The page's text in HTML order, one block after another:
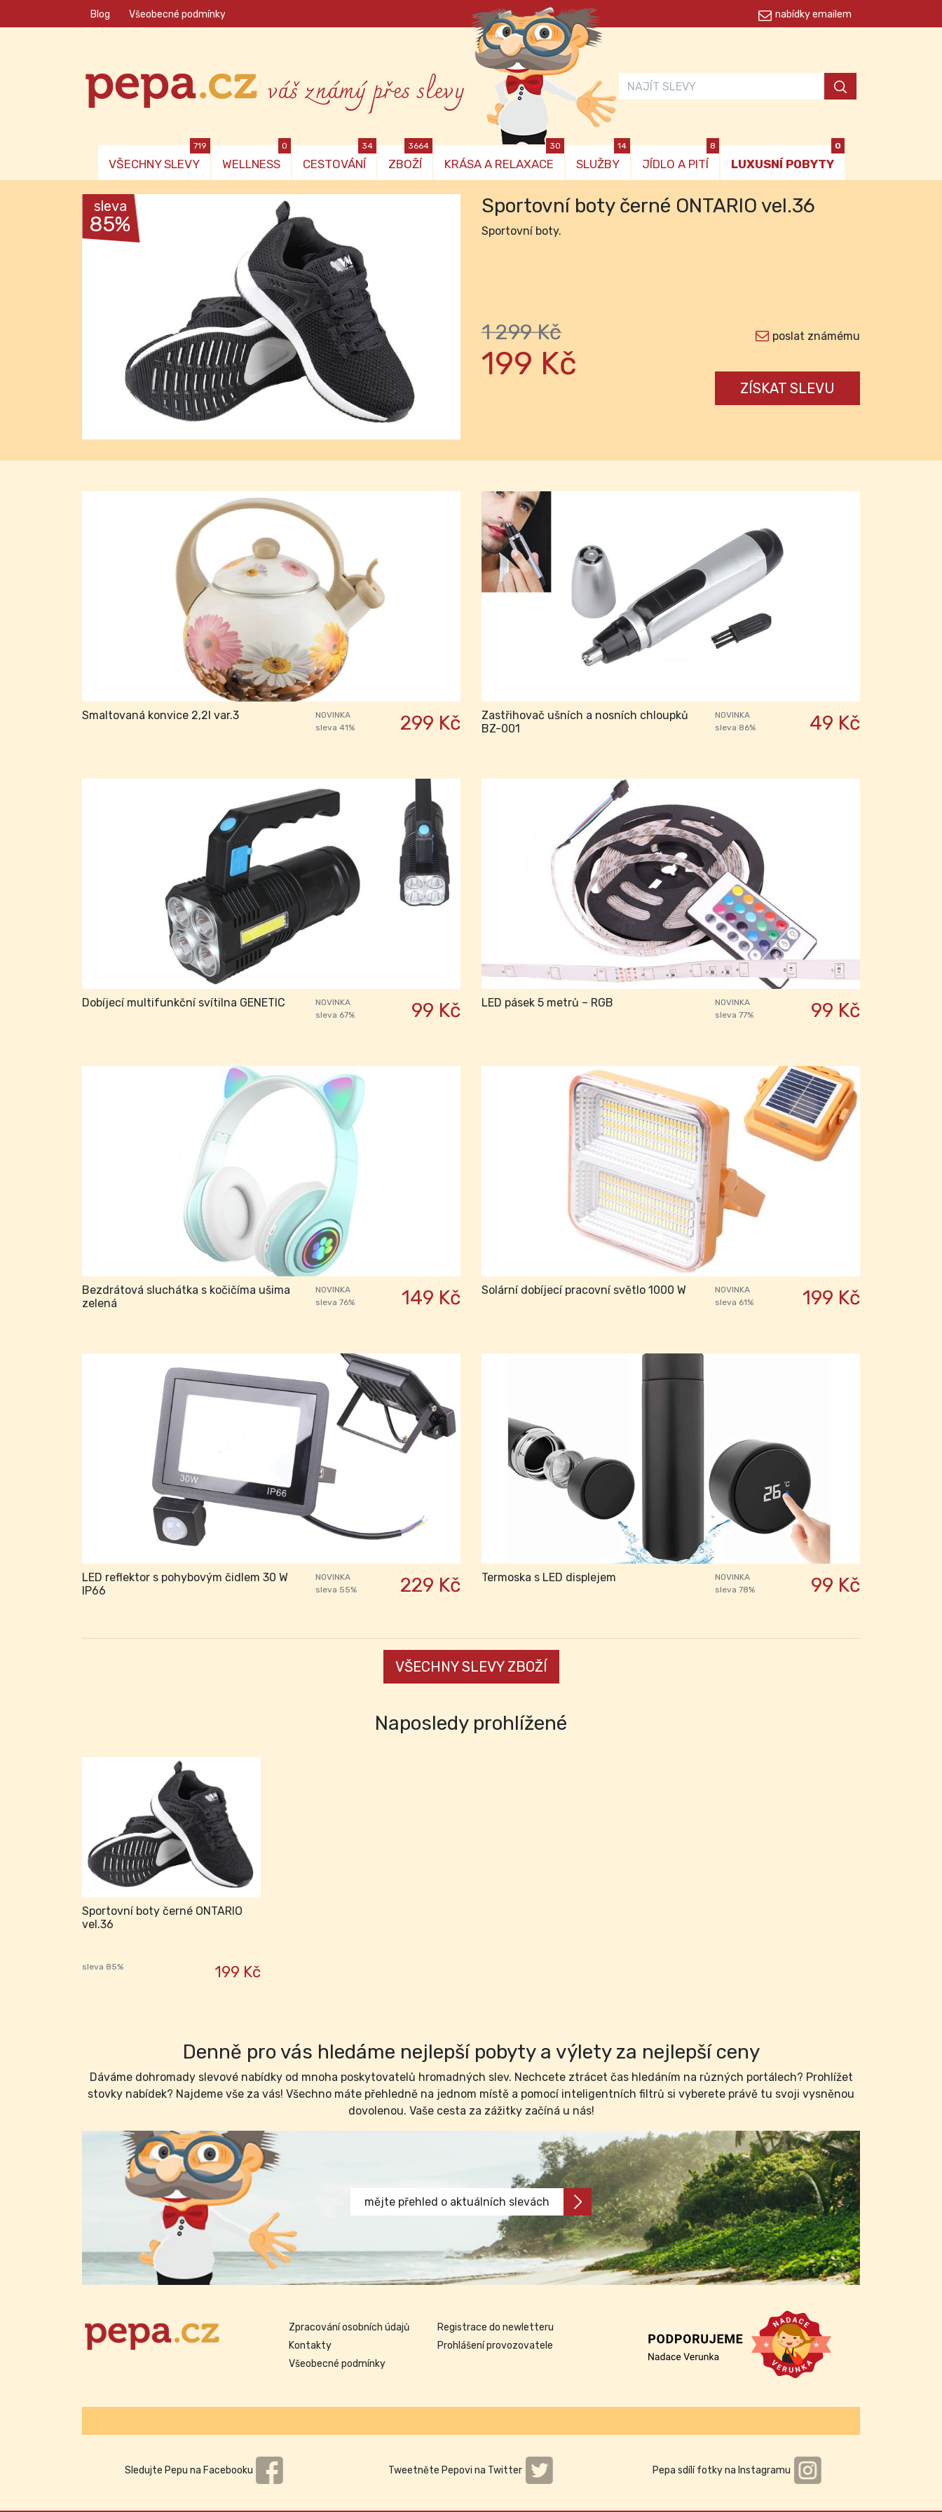
Blog Všeobecné podmínky nabídky emailem
váš známý přes slevy
VŠECHNY SLEVY
719
WELLNESS
0
CESTOVÁNÍ
34
ZBOŽÍ
3664
KRÁSA A RELAXACE
30
SLUŽBY
14
JÍDLO A PITÍ
8
LUXUSNÍ POBYTY
0
sleva
85%
Sportovní boty černé ONTARIO vel.36
Sportovní boty.
1 299 Kč
199 Kč
poslat známému
ZÍSKAT SLEVU
Smaltovaná konvice 2,2l var.3
NOVINKA
sleva 41%
299 Kč
Zastřihovač ušních a nosních chloupků
BZ-001
NOVINKA
sleva 86%
49 Kč
Dobíjecí multifunkční svítilna GENETIC
NOVINKA
sleva 67%
99 Kč LED pásek 5 metrů – RGB
NOVINKA
sleva 77%
99 Kč
Bezdrátová sluchátka s kočičíma ušima
zelená
NOVINKA
sleva 76%
149 Kč Solární dobíjecí pracovní světlo 1000 W
NOVINKA
sleva 61%
199 Kč
LED reflektor s pohybovým čidlem 30 W
IP66
NOVINKA
sleva 55%
229 Kč Termoska s LED displejem
NOVINKA
sleva 78%
99 Kč
VŠECHNY SLEVY ZBOŽÍ
Naposledy prohlížené
Sportovní boty černé ONTARIO
vel.36
sleva 85% 199 Kč
Denně pro vás hledáme nejlepší pobyty a výlety za nejlepší ceny
Dáváme dohromady slevové nabídky od mnoha poskytovatelů hromadných slev. Nechcete ztrácet čas hledáním na různých portálech? Prohlížet
stovky nabídek? Najdeme vše za vás! Všechno máte přehledně na jednom místě a pomocí inteligentních filtrů si vyberete právě tu svoji vysněnou
dovolenou. Vaše cesta za zážitky začíná u nás!
mějte přehled o aktuálních slevách
Zpracování osobních údajů
Kontakty
Všeobecné podmínky
Registrace do newletteru
Prohlášení provozovatele
Sledujte Pepu na Facebooku Tweetněte Pepovi na Twitter Pepa sdílí fotky na Instagramu